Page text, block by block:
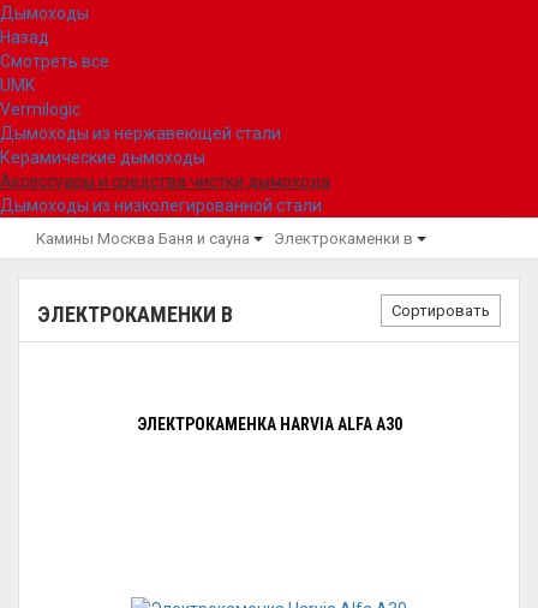
Дымоходы
Назад
Смотреть все
UMK
Vermilogic
Дымоходы из нержавеющей стали
Керамические дымоходы
Аксессуары и средства чистки дымохода
Дымоходы из низколегированной стали
Камины Москва Баня и сауна Электрокаменки в
ЭЛЕКТРОКАМЕНКИ В Сортировать
ЭЛЕКТРОКАМЕНКА HARVIA ALFA A30